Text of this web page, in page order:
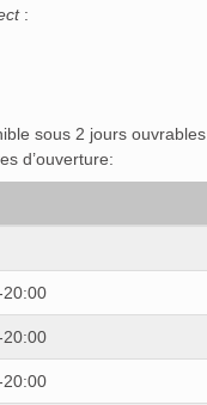
:
sous 2 jours ouvrables
d’ouverture:
20:00
20:00
20:00